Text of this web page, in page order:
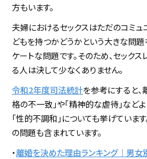
方もいます。
夫婦におけるセックスはただのコミュ
どもを持つかどうかという大きな問題
ケートな問題です。そのため、セック
る人は決して少なくありません。
令和2年度司法統計を参考にすると
格の不一致」や「精神的な虐待」など
「性的不調和」についても挙げていま
の問題も含まれています。
・離婚を決めた理由ランキング｜男女